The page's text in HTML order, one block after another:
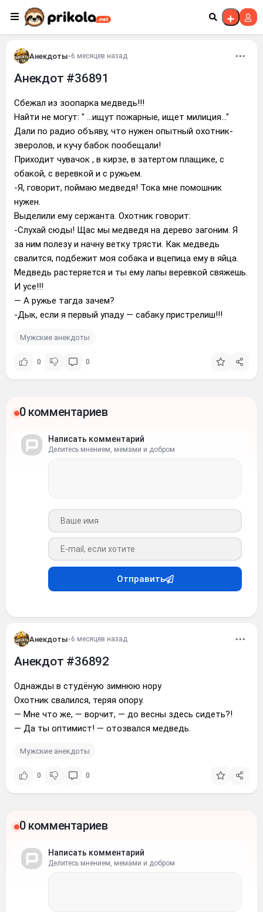
Перейти к контенту
Анекдоты•6 месяцев назад
Анекдот #36891
Сбежал из зоопарка медведь!!!
Найти не могут: " ...ищут пожарные, ищет милиция..."
Дали по радио объяву, что нужен опытный охотник-
зверолов, и кучу бабок пообещали!
Приходит чувачок , в кирзе, в затертом плащике, с
обакой, с веревкой и с ружьем.
-Я, говорит, поймаю медведя! Тока мне помошник
нужен.
Выделили ему сержанта. Охотник говорит:
-Слухай сюды! Щас мы медведя на дерево загоним. Я
за ним полезу и начну ветку трясти. Как медведь
свалится, подбежит моя собака и вцепица ему в яйца.
Медведь растеряется и ты ему лапы веревкой свяжешь.
И усе!!!
— А ружье тагда зачем?
-Дык, если я первый упаду — сабаку пристрелиш!!!
Мужские анекдоты
0 0
0 комментариев
Написать комментарий
Делитесь мнением, мемами и добром
Ваше имя
Ваш e-mail
Отправить
Анекдоты•6 месяцев назад
Анекдот #36892
Однажды в студёную зимнюю нору
Охотник свалился, теряя опору.
— Мне что же, — ворчит, — до весны здесь сидеть?!
— Да ты оптимист! — отозвался медведь.
Мужские анекдоты
0 0
0 комментариев
Написать комментарий
Делитесь мнением, мемами и добром